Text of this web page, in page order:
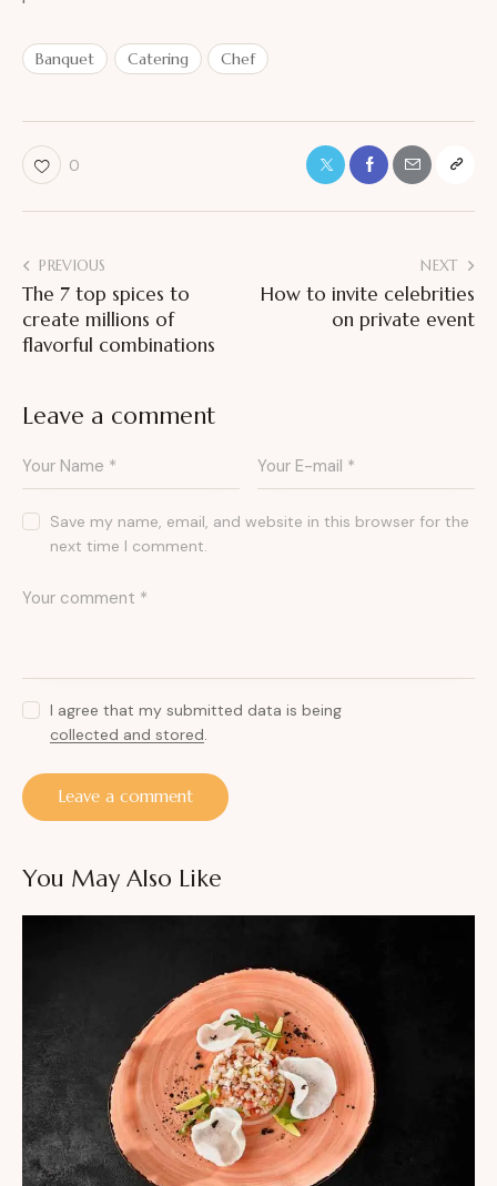
Banquet Catering Chef
0
PREVIOUS
The 7 top spices to
create millions of
flavorful combinations
NEXT
How to invite celebrities
on private event
Leave a comment
Save my name, email, and website in this browser for the
next time I comment.
I agree that my submitted data is being
collected and stored.
You May Also Like